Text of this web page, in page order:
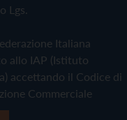
Lgs.
Italiana
allo IAP (Istituto
accettando il Codice di
Commerciale